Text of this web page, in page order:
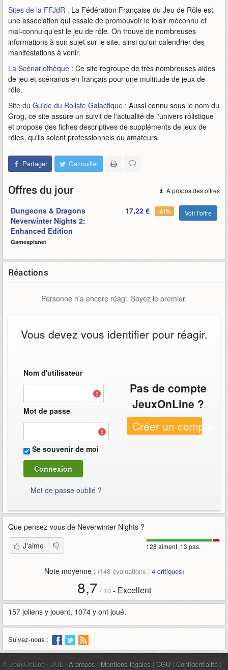
Sites de la FFJdR : La Fédération Française du Jeu de Rôle est
une association qui essaie de promouvoir le loisir méconnu et
mal-connu qu'est le jeu de rôle. On trouve de nombreuses
informations à son sujet sur le site, ainsi qu'un calendrier des
manifestations à venir.
La Scénariothèque : Ce site regroupe de très nombreuses aides
de jeu et scénarios en français pour une multitude de jeux de
rôle.
Site du Guide du Roliste Galactique : Aussi connu sous le nom du
Grog, ce site assure un suivit de l'actualité de l'univers rôlistique
et propose des fiches descriptives de suppléments de jeux de
rôles, qu'ils soient professionnels ou amateurs.
Partager Gazouiller
À propos des offres
Offres du jour
Dungeons & Dragons
Neverwinter Nights 2:
Enhanced Edition
Gamesplanet
17,22 € -41% Voir l'offre
Réactions
Personne n'a encore réagi. Soyez le premier.
Vous devez vous identifier pour réagir.
Nom d'utilisateur
Mot de passe
Se souvenir de moi
Mot de passe oublié ?
Pas de compte
JeuxOnLine ?
Créer un compte
Que pensez-vous de Neverwinter Nights ?
128 aiment, 13 pas.
J'aime
Note moyenne : (148évaluations | 4critiques)
8,7 / 10- Excellent
157 joliens y jouent, 1074 y ont joué.
Suivez-nous :
© JeuxOnLine / JOL | À propos | Mentions légales | CGU | Confidentialité |